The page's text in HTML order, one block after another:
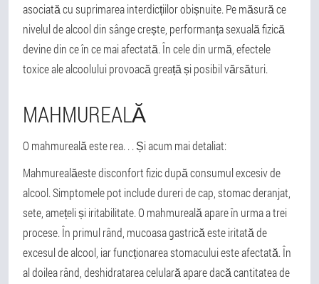
asociată cu suprimarea interdicțiilor obișnuite. Pe măsură ce
nivelul de alcool din sânge crește, performanța sexuală fizică
devine din ce în ce mai afectată. În cele din urmă, efectele
toxice ale alcoolului provoacă greață și posibil vărsături.
MAHMUREALĂ
O mahmureală este rea. . . Și acum mai detaliat:
Mahmurealăeste disconfort fizic după consumul excesiv de
alcool. Simptomele pot include dureri de cap, stomac deranjat,
sete, amețeli și iritabilitate. O mahmureală apare în urma a trei
procese. În primul rând, mucoasa gastrică este iritată de
excesul de alcool, iar funcționarea stomacului este afectată. În
al doilea rând, deshidratarea celulară apare dacă cantitatea de